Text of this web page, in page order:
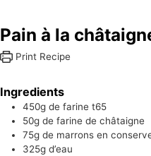
Pain à la
Print Recipe
Ingredients
450g de farine t65
50g de farine de châtaigne
75g de marrons en
325g d’eau